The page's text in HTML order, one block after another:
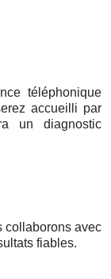
téléphonique
accueilli par
un diagnostic
collaborons avec
fiables.